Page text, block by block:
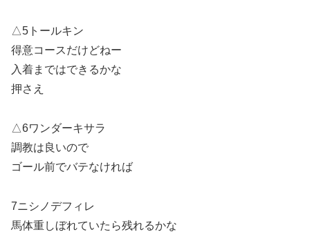
△5トールキン
得意コースだけどねー
入着まではできるかな
押さえ
△6ワンダーキサラ
調教は良いので
ゴール前でバテなければ
7ニシノデフィレ
馬体重しぼれていたら残れるかな